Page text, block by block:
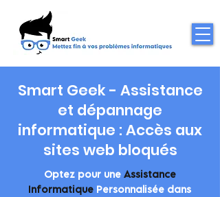
Smart Geek - Assistance
et dépannage
informatique : Accès aux
sites web bloqués
Optez pour une Assistance
Informatique Personnalisée dans